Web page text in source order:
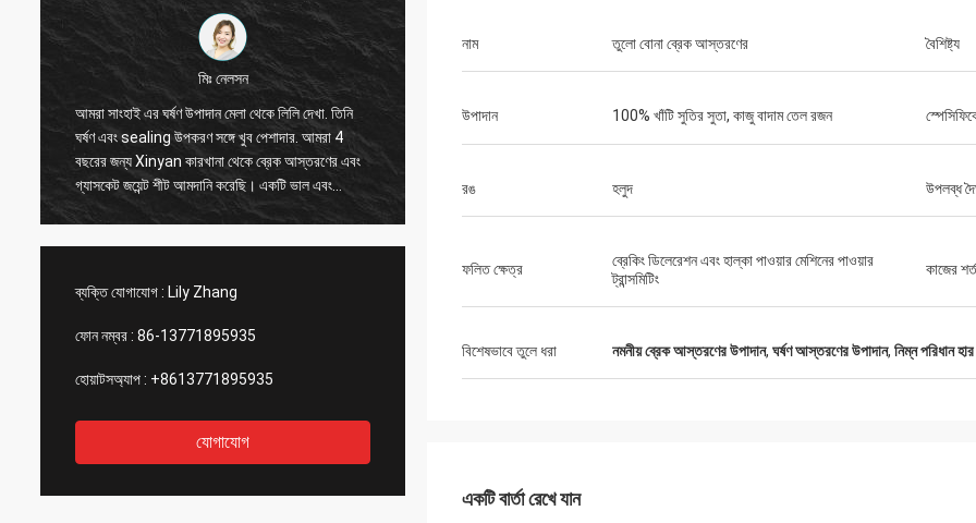
মিঃ নেলসন
আমরা সাংহাই এর ঘর্ষণ উপাদান মেলা থেকে লিলি দেখা. তিনি
ঘর্ষণ এবং sealing উপকরণ সঙ্গে খুব পেশাদার. আমরা 4
বছরের জন্য Xinyan কারখানা থেকে ব্রেক আস্তরণের এবং
গ্যাসকেট জয়েন্ট শীট আমদানি করেছি। একটি ভাল এবং
আনন্দদায়ক সহযোগিতা সব সময়. অত্যন্ত সৎ সরবরাহকারী,
মিঃ চা
আমরা 2010 সাল থেকে Xinyan এর সাথে সহযোগিতা
লিলি যোগাযোগে খুব ভাল এবং সহায়ক, খুব সৎ বিক্রয়
ব্যক্তি যোগাযোগ : Lily Zhang
ফোন নম্বর : 86-13771895935
হোয়াটসঅ্যাপ : +8613771895935
যোগাযোগ
নাম তুলো বোনা ব্রেক আস্তরণের বৈশিষ্ট্য
উপাদান 100% খাঁটি সুতির সুতা, কাজু বাদাম তেল রজন
রঙ হলুদ উপলব্ধ
ফলিত ক্ষেত্র
ব্রেকিং ডিলেরেশন এবং হাল্কা পাওয়ার মেশিনের পাওয়ার
ট্রান্সমিটিং
কাজের শর্ত
বিশেষভাবে তুলে ধরা নমনীয় ব্রেক আস্তরণের উপাদান, ঘর্ষণ আস্তরণের উপাদান, নিম্ন পরিধান
একটি বার্তা রেখে যান